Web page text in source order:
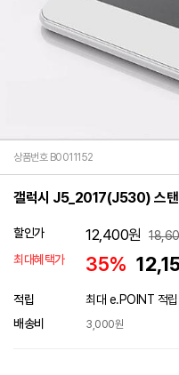
상품번호 B0011152
갤럭시 J5_2017(J530) 스탠
할인가 12,400원
최대혜택가
35%
적립 최대 e.POINT 적립
배송비
3,000원